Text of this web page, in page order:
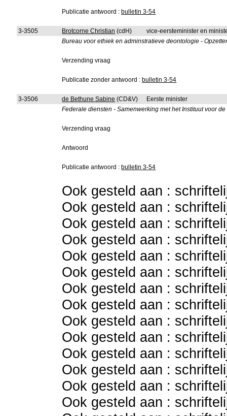
Publicatie antwoord : bulletin 3-54
3-3505 Brotcorne Christian (cdH)
vice-eersteminister en
Bureau voor ethiek en adminstratieve deontologie -
Verzending vraag
Publicatie zonder antwoord : bulletin 3-54
3-3506 de Bethune Sabine (CD&V)
Eerste minister
Federale diensten - Samenwerking met het Instituut voor
Verzending vraag
Antwoord
Publicatie antwoord : bulletin 3-54
Ook gesteld aan :
Ook gesteld aan :
Ook gesteld aan :
Ook gesteld aan :
Ook gesteld aan :
Ook gesteld aan :
Ook gesteld aan :
Ook gesteld aan :
Ook gesteld aan :
Ook gesteld aan :
Ook gesteld aan :
Ook gesteld aan :
Ook gesteld aan :
Ook gesteld aan :